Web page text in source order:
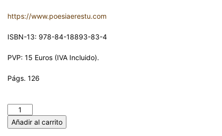
https://www.poesiaerestu.com
ISBN-13: 978-84-18893-83-4
PVP: 15 Euros (IVA Incluido).
Págs. 126
Añadir al carrito